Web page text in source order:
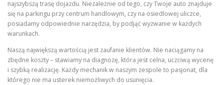
najszybszą trasę dojazdu. Niezależnie od tego, czy Twoje auto znajduje
się na parkingu przy centrum handlowym, czy na osiedlowej uliczce,
posiadamy odpowiednie narzędzia, by podjąć wyzwanie w każdych
warunkach.
Naszą największą wartością jest zaufanie klientów. Nie naciągamy na
zbędne koszty – stawiamy na diagnozę, która jest celna, uczciwą wycenę
i szybką realizację. Każdy mechanik w naszym zespole to pasjonat, dla
którego nie ma usterek niemożliwych do usunięcia.